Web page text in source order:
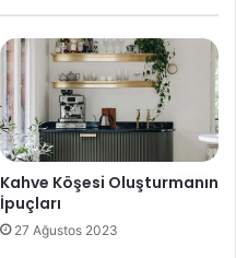
Kahve Köşesi Oluşturmanın
İpuçları
27 Ağustos 2023